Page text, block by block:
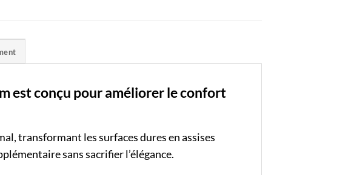
est conçu pour améliorer le confort
transformant les surfaces dures en assises
sans sacrifier l’élégance.